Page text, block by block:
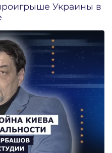
Украины в